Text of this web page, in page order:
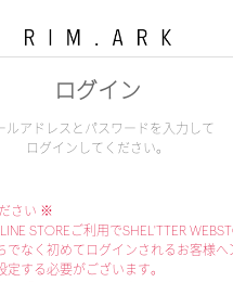
ログイン
ルアドレスとパスワードを入力して
ログインしてください。
さい ※
STOREご利用でSHEL'TTER
でなく初めてログインされるお客様へ
定する必要がございます。